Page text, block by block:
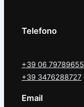
Telefono
+39 06 79789655
+39 3476288727
Email